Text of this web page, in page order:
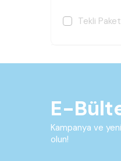
Tekli Paket
E-
Kampanya ve
olun!